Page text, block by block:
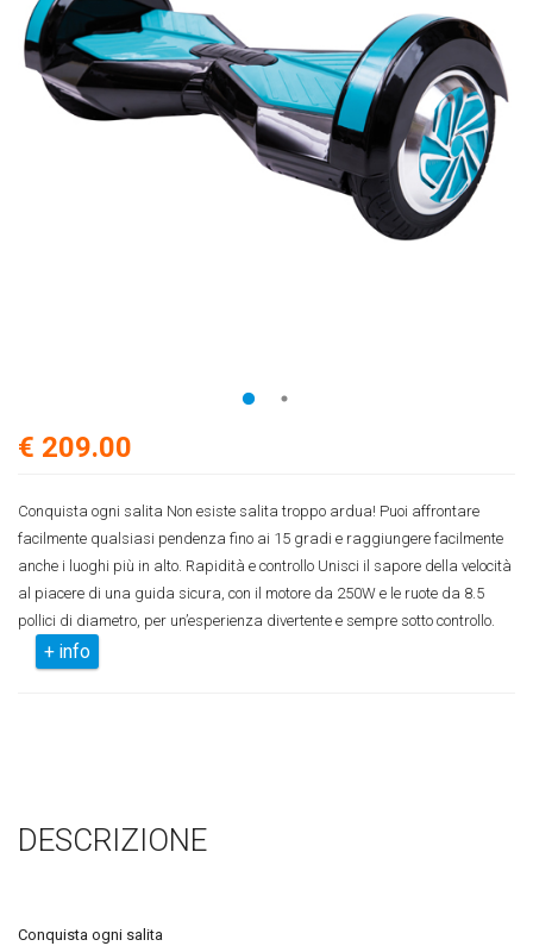
€ 209.00
Conquista ogni salita Non esiste salita troppo ardua! Puoi affrontare
facilmente qualsiasi pendenza fino ai 15 gradi e raggiungere facilmente
anche i luoghi più in alto. Rapidità e controllo Unisci il sapore della velocità
al piacere di una guida sicura, con il motore da 250W e le ruote da 8.5
pollici di diametro, per un’esperienza divertente e sempre sotto controllo.
+ info
DESCRIZIONE
Conquista ogni salita